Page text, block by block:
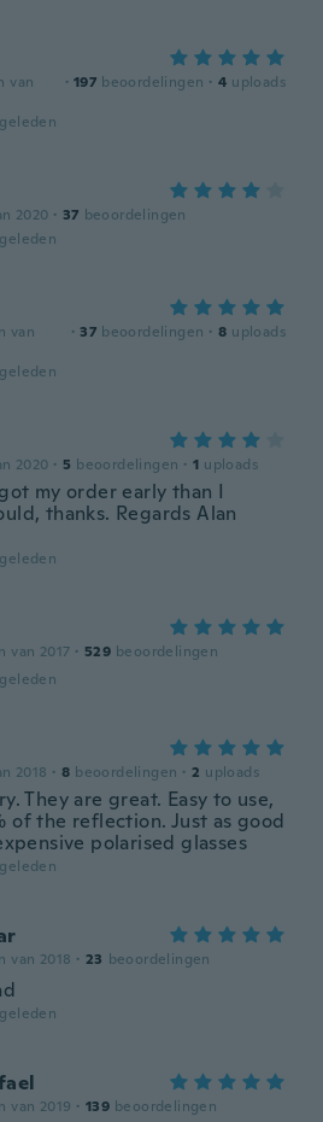
van
· 197 beoordelingen · 4 uploads
2020 · 37 beoordelingen
van
· 37 beoordelingen · 8 uploads
2020 · 5 beoordelingen · 1 uploads
my order early than I
thanks. Regards Alan
van 2017 · 529 beoordelingen
2018 · 8 beoordelingen · 2 uploads
They are great. Easy to use,
of the reflection. Just as good
polarised glasses
van 2018 · 23 beoordelingen
van 2019 · 139 beoordelingen